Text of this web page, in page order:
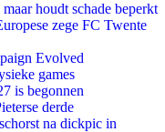
houdt schade beperkt
zege FC Twente
Evolved
games
is begonnen
derde
na dickpic in